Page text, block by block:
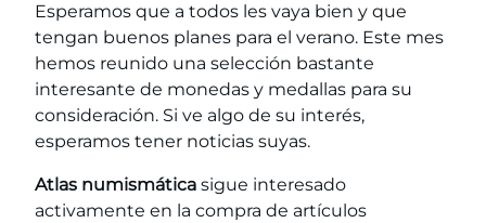
Esperamos que a todos les vaya bien y que
tengan buenos planes para el verano. Este mes
hemos reunido una selección bastante
interesante de monedas y medallas para su
consideración. Si ve algo de su interés,
esperamos tener noticias suyas.
Atlas numismática sigue interesado
activamente en la compra de artículos